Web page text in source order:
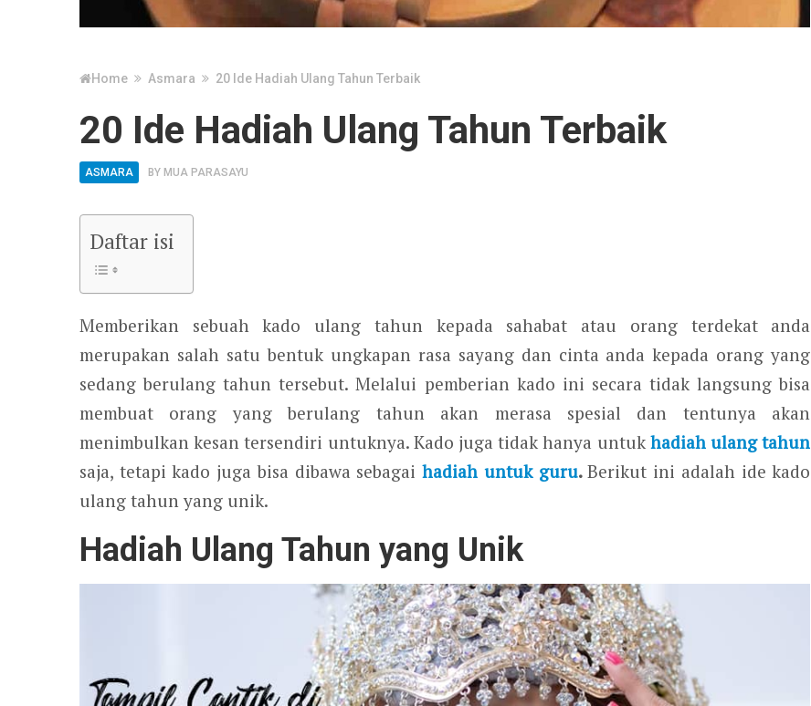
Home Asmara 20 Ide Hadiah Ulang Tahun Terbaik
20 Ide Hadiah Ulang Tahun Terbaik
ASMARA BY MUA PARASAYU
Daftar isi
Memberikan sebuah kado ulang tahun kepada sahabat atau orang terdekat anda
merupakan salah satu bentuk ungkapan rasa sayang dan cinta anda kepada orang yang
sedang berulang tahun tersebut. Melalui pemberian kado ini secara tidak langsung bisa
membuat orang yang berulang tahun akan merasa spesial dan tentunya akan
menimbulkan kesan tersendiri untuknya. Kado juga tidak hanya untuk hadiah ulang tahun
saja, tetapi kado juga bisa dibawa sebagaihadiah untuk guru.Berikut ini adalah ide kado
ulang tahun yang unik.
Hadiah Ulang Tahun yang Unik